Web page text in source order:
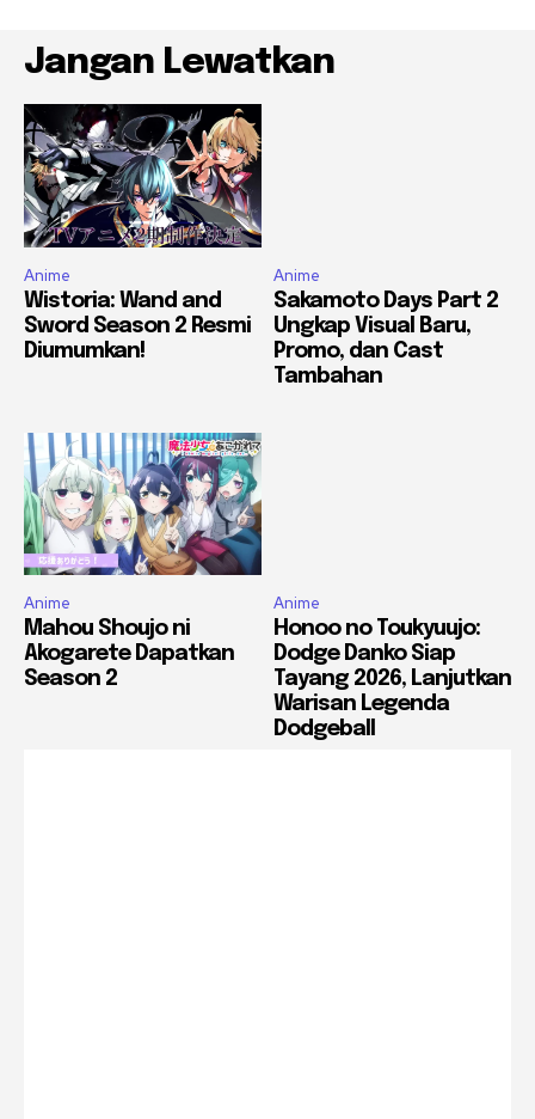
Jangan Lewatkan
Anime
Wistoria: Wand and
Sword Season 2 Resmi
Diumumkan!
Anime
Sakamoto Days Part 2
Ungkap Visual Baru,
Promo, dan Cast
Tambahan
Anime
Mahou Shoujo ni
Akogarete Dapatkan
Season 2
Anime
Honoo no Toukyuujo:
Dodge Danko Siap
Tayang 2026, Lanjutkan
Warisan Legenda
Dodgeball